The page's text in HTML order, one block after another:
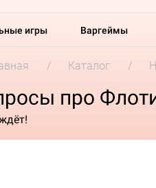
игры Варгеймы
Каталог
про